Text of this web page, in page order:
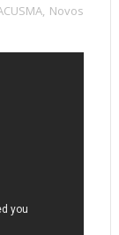
, Novos